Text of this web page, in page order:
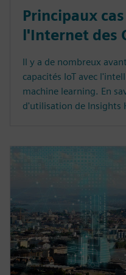
Principaux
l'Internet des
Il y a de nombreux
capacités IoT avec
machine learning. En
d'utilisation de Insights